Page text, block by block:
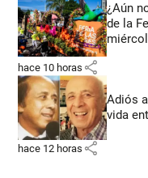
¿Aún
de la
hace 10 horas share
Adiós
vida
hace 12 horas share